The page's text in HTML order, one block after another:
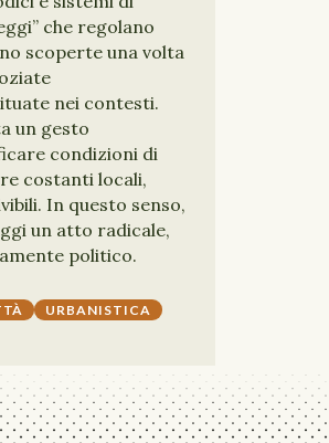
che regolano
scoperte una volta
nei contesti.
un gesto
condizioni di
costanti locali,
In questo senso,
un atto radicale,
politico.
URBANISTICA